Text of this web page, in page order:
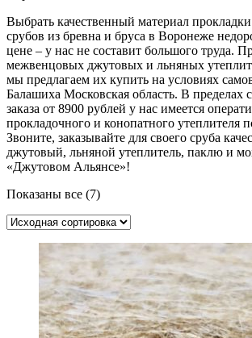
Выбрать качественный материал
срубов из бревна и бруса в Воронеже
цене – у нас не составит большого труда.
межвенцовых джутовых и льняных
мы предлагаем их купить на условиях
Балашиха Московская область. В пределах
заказа от 8900 рублей у нас имеется
прокладочного и конопатного утеплителя
Звоните, заказывайте для своего сруба
джутовый, льняной утеплитель, паклю и
«Джутовом Альянсе»!
Показаны все (7)